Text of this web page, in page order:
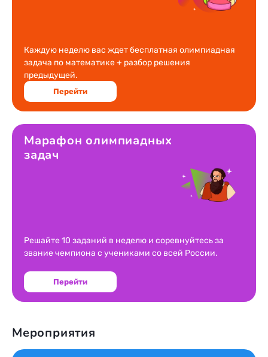
Каждую неделю вас ждет бесплатная олимпиадная
задача по математике + разбор решения
предыдущей.
Перейти
Марафон олимпиадных
задач
Решайте 10 заданий в неделю и соревнуйтесь за
звание чемпиона с учениками со всей России.
Перейти
Мероприятия